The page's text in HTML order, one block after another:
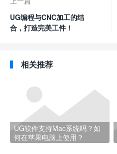
UG编程与CNC加工的结
合，打造完美工件！
相关推荐
UG软件支持Mac系统吗？如
何在苹果电脑上使用？